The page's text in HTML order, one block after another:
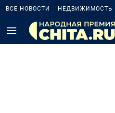
ВСЕ НОВОСТИ НЕДВИЖИМОСТЬ